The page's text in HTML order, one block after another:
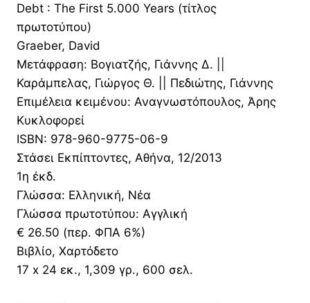
was:
29,68 €.
τιμή
20,78 €.
Debt : The First 5.000 Years (τίτλος
πρωτοτύπου)
Graeber, David
Μετάφραση: Βογιατζής, Γιάννης Δ. ||
Καράμπελας, Γιώργος Θ. || Πεδιώτης, Γιάννης
Επιμέλεια κειμένου: Αναγνωστόπουλος, Άρης
Κυκλοφορεί
ISBN: 978-960-9775-06-9
Στάσει Εκπίπτοντες, Αθήνα, 12/2013
1η έκδ.
Γλώσσα: Ελληνική, Νέα
Γλώσσα πρωτοτύπου: Αγγλική
€ 26.50 (περ. ΦΠΑ 6%)
Βιβλίο, Χαρτόδετο
17 x 24 εκ., 1,309 γρ., 600 σελ.